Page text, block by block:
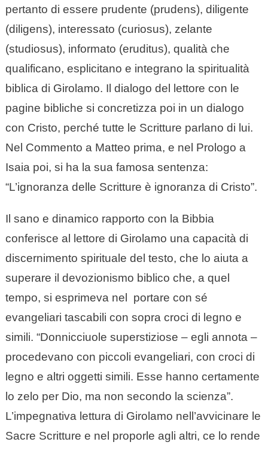
pertanto di essere prudente (prudens), diligente
(diligens), interessato (curiosus), zelante
(studiosus), informato (eruditus), qualità che
qualificano, esplicitano e integrano la spiritualità
biblica di Girolamo. Il dialogo del lettore con le
pagine bibliche si concretizza poi in un dialogo
con Cristo, perché tutte le Scritture parlano di lui.
Nel Commento a Matteo prima, e nel Prologo a
Isaia poi, si ha la sua famosa sentenza:
“L’ignoranza delle Scritture è ignoranza di Cristo”.
Il sano e dinamico rapporto con la Bibbia
conferisce al lettore di Girolamo una capacità di
discernimento spirituale del testo, che lo aiuta a
superare il devozionismo biblico che, a quel
tempo, si esprimeva nel portare con sé
evangeliari tascabili con sopra croci di legno e
simili. “Donnicciuole superstiziose – egli annota –
procedevano con piccoli evangeliari, con croci di
legno e altri oggetti simili. Esse hanno certamente
lo zelo per Dio, ma non secondo la scienza”.
L’impegnativa lettura di Girolamo nell’avvicinare le
Sacre Scritture e nel proporle agli altri, ce lo rende